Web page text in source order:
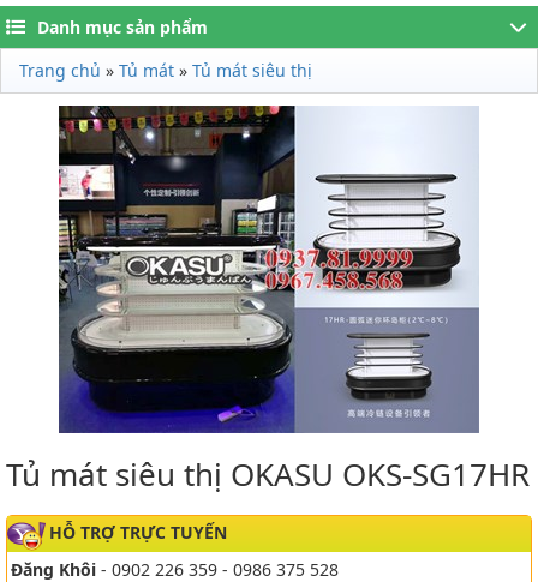
Danh mục sản phẩm
Trang chủ » Tủ mát » Tủ mát siêu thị
Tủ mát siêu thị OKASU OKS-SG17HR
HỖ TRỢ TRỰC TUYẾN
Đăng Khôi - 0902 226 359 - 0986 375 528